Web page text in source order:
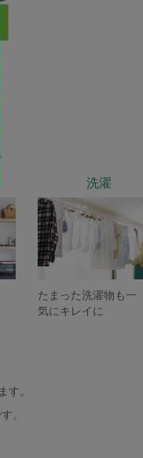
洗濯
たまった洗濯物も一
気にキレイに
。
。